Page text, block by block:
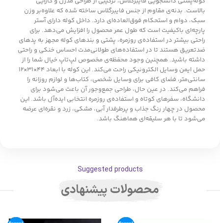
بالاست. بدنه‌ی مقاوم از جنس فایبرگلاس ساخته شده که علاوه‌بر وزن
سبک، دوام و استحکام فوق‌العاده‌ای دارد. داخل کوله دارای آستر
پارچه‌ای باکیفیت است که طول عمر محصول را افزایش می‌دهد. برای
راحتی بیشتر در استفاده‌ی روزمره، پشتی و بندهای کوله مجهز به پدهای
ضدتعریق هستند تا در استفاده‌های طولانی‌مدت احساس خنکی و راحتی
داشته باشید. همچنین وجود محفظه‌ی مخصوص لپ‌تاپ خیال شما را از
حمل ایمن وسایل الکترونیکی راحت می‌کند. این کوله با ابعاد ۴۴×۳۱×۱۲
سانتی‌متر، فضای کافی برای وسایل شخصی، کتاب‌ها و لوازم روزانه را
فراهم می‌کند. در عین حال، طراحی جمع‌وجور آن باعث می‌شود برای
دانشگاه، سفرهای کوتاه و استفاده‌ی روزمره انتخابی ایده‌آل باشد. این
محصول در چهار رنگ جذاب و پرطرفدار آبی، مشکی، زرد و نقره‌ای عرضه
می‌شود تا با هر سلیقه‌ای هماهنگ باشد.
Suggested products
محصولات پیشنهادی